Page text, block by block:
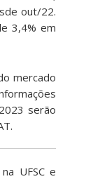
out/22.
3,4% em
mercado
serão
UFSC e